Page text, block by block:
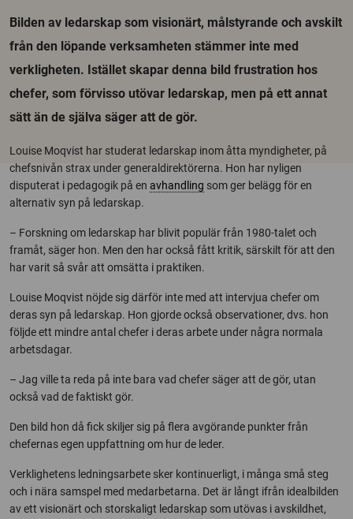
Bilden av ledarskap som visionärt, målstyrande och avskilt
från den löpande verksamheten stämmer inte med
verkligheten. Istället skapar denna bild frustration hos
chefer, som förvisso utövar ledarskap, men på ett annat
sätt än de själva säger att de gör.
Louise Moqvist har studerat ledarskap inom åtta myndigheter, på
chefsnivån strax under generaldirektörerna. Hon har nyligen
disputerat i pedagogik på en avhandling som ger belägg för en
alternativ syn på ledarskap.
– Forskning om ledarskap har blivit populär från 1980-talet och
framåt, säger hon. Men den har också fått kritik, särskilt för att den
har varit så svår att omsätta i praktiken.
Louise Moqvist nöjde sig därför inte med att intervjua chefer om
deras syn på ledarskap. Hon gjorde också observationer, dvs. hon
följde ett mindre antal chefer i deras arbete under några normala
arbetsdagar.
– Jag ville ta reda på inte bara vad chefer säger att de gör, utan
också vad de faktiskt gör.
Den bild hon då fick skiljer sig på flera avgörande punkter från
chefernas egen uppfattning om hur de leder.
Verklighetens ledningsarbete sker kontinuerligt, i många små steg
och i nära samspel med medarbetarna. Det är långt ifrån idealbilden
av ett visionärt och storskaligt ledarskap som utövas i avskildhet,